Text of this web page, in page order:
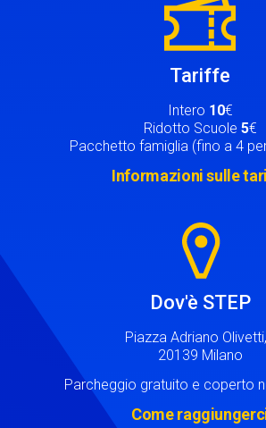
Tariffe
Intero 10€
Ridotto Scuole 5€
Pacchetto famiglia (fino a 4
Informazioni sulle
Dov'è STEP
Piazza Adriano
20139 Milano
Parcheggio gratuito e coperto
Come